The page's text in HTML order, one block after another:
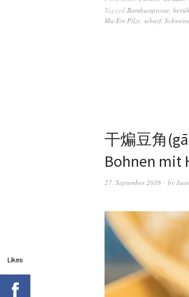
Tagged Bambussprosse,
Mu-Err Pilze, scharf,
干煸豆角
Bohnen mit
27. September 2016 by Juan
Likes